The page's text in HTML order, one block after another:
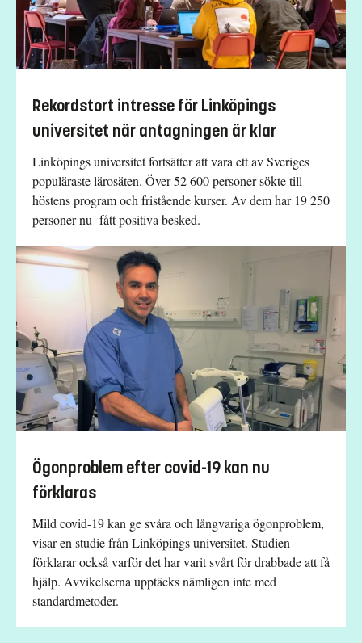
Rekordstort intresse för Linköpings
universitet när antagningen är klar
Linköpings universitet fortsätter att vara ett av Sveriges
populäraste lärosäten. Över 52 600 personer sökte till
höstens program och fristående kurser. Av dem har 19 250
personer nu fått positiva besked.
Ögonproblem efter covid-19 kan nu
förklaras
Mild covid-19 kan ge svåra och långvariga ögonproblem,
visar en studie från Linköpings universitet. Studien
förklarar också varför det har varit svårt för drabbade att få
hjälp. Avvikelserna upptäcks nämligen inte med
standardmetoder.